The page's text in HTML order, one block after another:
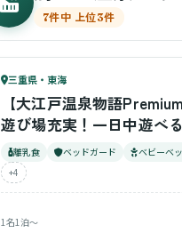
7件中 上位3件
78ベビー
79
三重県・東海
【大江戸温泉物語
遊び場充実！一日中遊べ
離乳食 ベッドガード ベビーベ
+4
1名1泊〜